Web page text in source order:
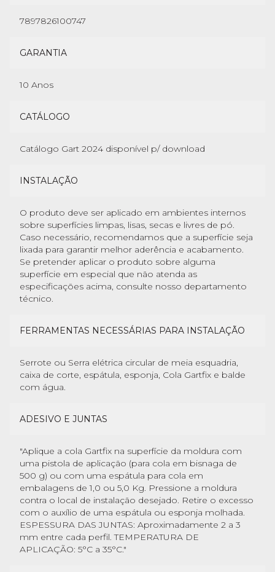
7897826100747
GARANTIA
10 Anos
CATÁLOGO
Catálogo Gart 2024 disponível p/ download
INSTALAÇÃO
O produto deve ser aplicado em ambientes internos
sobre superfícies limpas, lisas, secas e livres de pó.
Caso necessário, recomendamos que a superfície seja
lixada para garantir melhor aderência e acabamento.
Se pretender aplicar o produto sobre alguma
superfície em especial que não atenda as
especificações acima, consulte nosso departamento
técnico.
FERRAMENTAS NECESSÁRIAS PARA INSTALAÇÃO
Serrote ou Serra elétrica circular de meia esquadria,
caixa de corte, espátula, esponja, Cola Gartfix e balde
com água.
ADESIVO E JUNTAS
"Aplique a cola Gartfix na superfície da moldura com
uma pistola de aplicação (para cola em bisnaga de
500 g) ou com uma espátula para cola em
embalagens de 1,0 ou 5,0 Kg. Pressione a moldura
contra o local de instalação desejado. Retire o excesso
com o auxílio de uma espátula ou esponja molhada.
ESPESSURA DAS JUNTAS: Aproximadamente 2 a 3
mm entre cada perfil. TEMPERATURA DE
APLICAÇÃO: 5°C a 35°C."